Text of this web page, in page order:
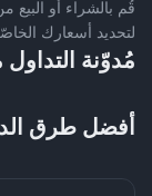
قُم بالشراء أو البيع
لتحديد أسعارك
مُدوّنة
أفضل طرق